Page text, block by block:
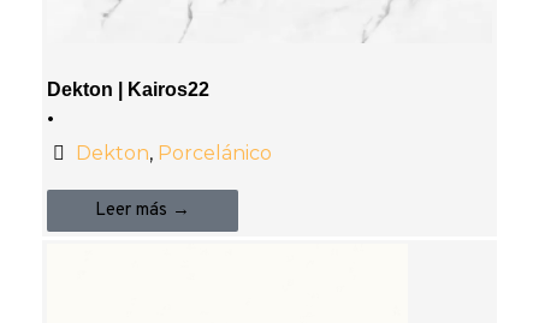
Dekton | Kairos22
•
Dekton, Porcelánico
Leer más →